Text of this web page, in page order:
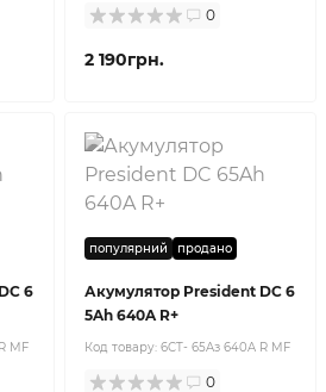
0
2 190грн.
6
MF
популярний продано
Акумулятор President DC 6
5Ah 640A R+
Код товару: 6CT- 65Aз 640A R MF
0